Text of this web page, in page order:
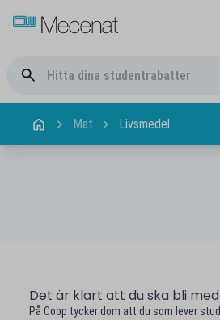
Mat Livsmedel
Det är klart att du ska bli
På Coop tycker dom att du som lever